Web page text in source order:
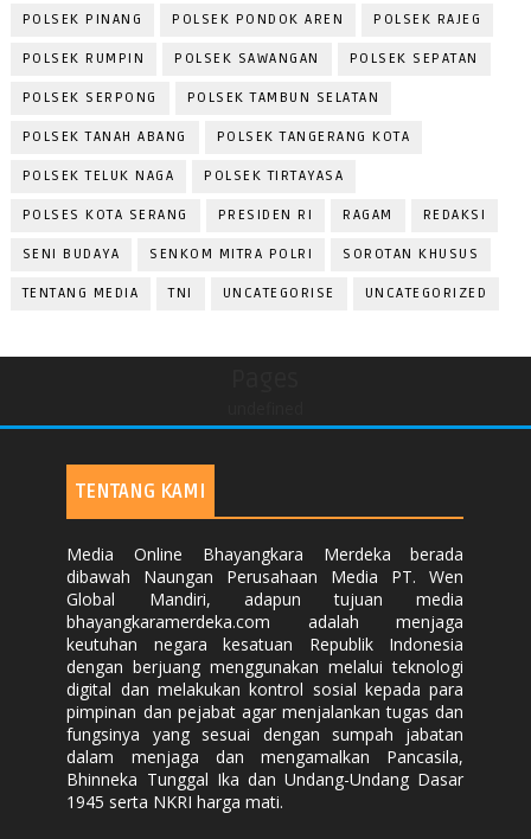
POLSEK PINANG POLSEK PONDOK AREN POLSEK RAJEG
POLSEK RUMPIN POLSEK SAWANGAN POLSEK SEPATAN
POLSEK SERPONG POLSEK TAMBUN SELATAN
POLSEK TANAH ABANG POLSEK TANGERANG KOTA
POLSEK TELUK NAGA POLSEK TIRTAYASA
POLSES KOTA SERANG PRESIDEN RI RAGAM REDAKSI
SENI BUDAYA SENKOM MITRA POLRI SOROTAN KHUSUS
TENTANG MEDIA TNI UNCATEGORISE UNCATEGORIZED
TENTANG KAMI
Media Online Bhayangkara Merdeka berada
dibawah Naungan Perusahaan Media PT. Wen
Global Mandiri, adapun tujuan media
bhayangkaramerdeka.com adalah menjaga
keutuhan negara kesatuan Republik Indonesia
dengan berjuang menggunakan melalui teknologi
digital dan melakukan kontrol sosial kepada para
pimpinan dan pejabat agar menjalankan tugas dan
fungsinya yang sesuai dengan sumpah jabatan
dalam menjaga dan mengamalkan Pancasila,
Bhinneka Tunggal Ika dan Undang-Undang Dasar
1945 serta NKRI harga mati.